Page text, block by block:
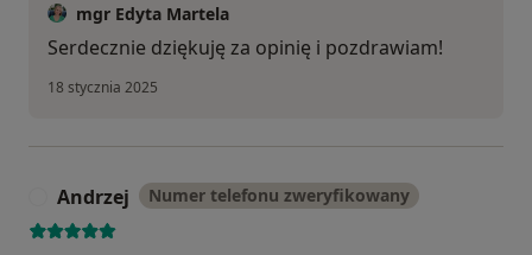
mgr Edyta Martela
Serdecznie dziękuję za opinię i pozdrawiam!
18 stycznia 2025
Andrzej Numer telefonu zweryfikowany